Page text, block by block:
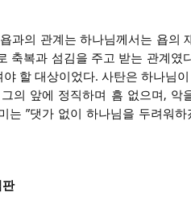
과의 관계는 하나님께서는 욥의
축복과 섬김을 주고 받는 관계
할 대상이었다. 사탄은 하나님
의 앞에 정직하며 흠 없으며,
는 ”댓가 없이 하나님을 두려워